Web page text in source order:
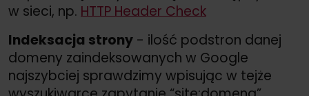
w sieci, np. HTTP Header Check
Indeksacja strony - ilość podstron danej
domeny zaindeksowanych w Google
najszybciej sprawdzimy wpisując w tejże